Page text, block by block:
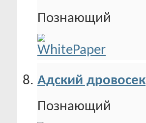
Познающий
Адский дровосек
Познающий